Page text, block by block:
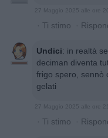
27 Maggio 2025 alle ore
· Ti stimo ·
Undici: in realtà
deciman diventa
frigo spero, sennò
gelati
27 Maggio 2025 alle ore
· Ti stimo ·